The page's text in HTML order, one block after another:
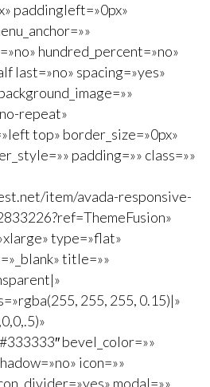
paddingleft=»0px»
hundred_percent=»no»
last=»no» spacing=»yes»
repeat»
top» border_size=»0px»
padding=»» class=»»
item/avada-responsive-
type=»flat»
title=»»
255, 255, 0.15)|»
bevel_color=»»
icon=»»
modal=»»